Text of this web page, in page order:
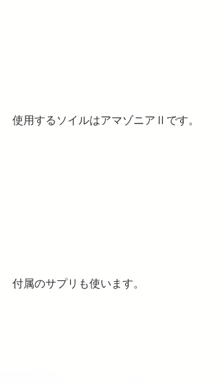
使用するソイルはアマゾニアⅡです。
付属のサプリも使います。